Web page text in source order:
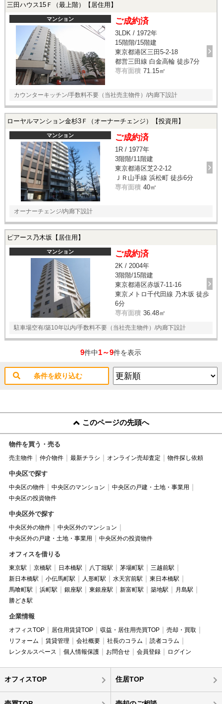
三田ハウス15Ｆ（最上階）【居住用】
マンション ご成約済
3LDK / 1972年
15階階/15階建
東京都港区三田5-2-18
都営三田線 白金高輪 徒歩7分
専有面積 71.15㎡
カウンターキッチン/手数料不要（当社売主物件）/内廊下設計
ローヤルマンション金杉3Ｆ（オーナーチェンジ）【投資用】
マンション ご成約済
1R / 1977年
3階階/11階建
東京都港区芝2-2-12
ＪＲ山手線 浜松町 徒歩6分
専有面積 40㎡
オーナーチェンジ/内廊下設計
ピアース乃木坂【居住用】
マンション ご成約済
2K / 2004年
3階階/15階建
東京都港区赤坂7-11-16
東京メトロ千代田線 乃木坂 徒歩
6分
専有面積 36.48㎡
駐車場空有/築10年以内/手数料不要（当社売主物件）/内廊下設計
9件中1～9件を表示
条件を絞り込む
このページの先頭へ
物件を買う・売る
売主物件 仲介物件 最新チラシ オンライン売却査定 物件探し依頼
中央区で探す
中央区の物件 中央区のマンション
中央区の戸建・土地・事業用
中央区の投資物件
中央区外で探す
中央区外の物件
中央区外のマンション
中央区外の戸建・土地・事業用
中央区外の投資物件
オフィスを借りる
東京駅 京橋駅 日本橋駅 八丁堀駅 茅場町駅
三越前駅
新日本橋駅
小伝馬町駅 人形町駅 水天宮前駅
東日本橋駅
馬喰町駅
浜町駅 銀座駅 東銀座駅 新富町駅 築地駅
月島駅
勝どき駅
企業情報
オフィスTOP 居住用賃貸TOP 収益・居住用売買TOP
売却・買取
リフォーム
賃貸管理 会社概要 社長のコラム
読者コラム
レンタルスペース
個人情報保護 お問合せ 会員登録 ログイン
オフィスTOP 住居TOP